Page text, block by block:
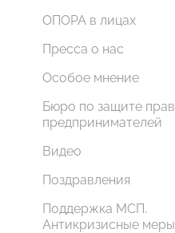
ОПОРА в лицах
Пресса о нас
Особое мнение
Бюро по защите прав
предпринимателей
Видео
Поздравления
Поддержка МСП.
Антикризисные меры